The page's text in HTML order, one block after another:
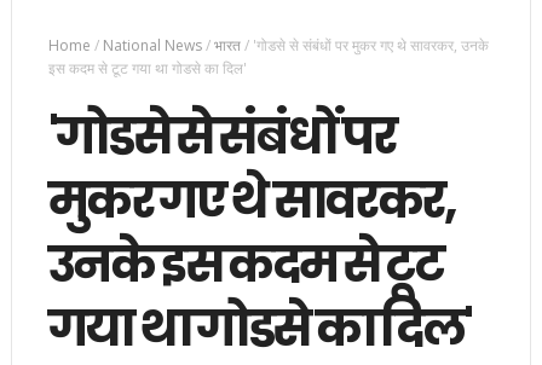
Home / National News/भारत/ 'गोडसे से संबंधों पर मुकर गए थे सावरकर, उनके
इस कदम से टूट गया था गोडसे का दिल'
'गोडसे से संबंधों पर
मुकर गए थे सावरकर,
उनके इस कदम से टूट
गया था गोडसे का दिल'